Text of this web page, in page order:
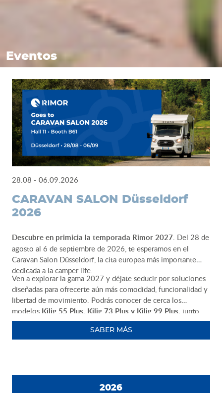
Eventos
28.08 - 06.09.2026
CARAVAN SALON Düsseldorf
2026
Descubre en primicia la temporada Rimor 2027 . Del 28 de
agosto al 6 de septiembre de 2026, te esperamos en el
Caravan Salon Düsseldorf, la cita europea más importante
dedicada a la camper life.
Ven a explorar la gama 2027 y déjate seducir por soluciones
diseñadas para ofrecerte aún más comodidad, funcionalidad y
libertad de movimiento. Podrás conocer de cerca los
modelos Kilig 55 Plus, Kilig 73 Plus y Kilig 99 Plus, junto
con toda la gama Rimor. Nuestro equipo estará a tu
disposición para ayudarte a encontrar el vehículo perfecto
SABER MÁS
2026